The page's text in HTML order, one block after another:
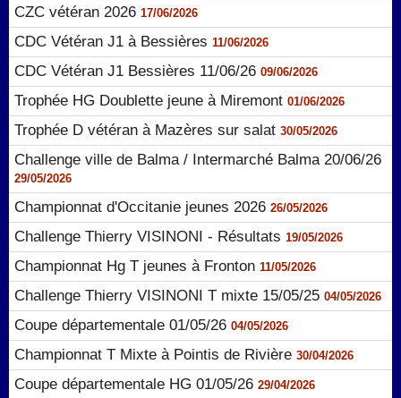
CZC vétéran 2026 17/06/2026
CDC Vétéran J1 à Bessières 11/06/2026
CDC Vétéran J1 Bessières 11/06/26 09/06/2026
Trophée HG Doublette jeune à Miremont 01/06/2026
Trophée D vétéran à Mazères sur salat 30/05/2026
Challenge ville de Balma / Intermarché Balma 20/06/26
29/05/2026
Championnat d'Occitanie jeunes 2026 26/05/2026
Challenge Thierry VISINONI - Résultats 19/05/2026
Championnat Hg T jeunes à Fronton 11/05/2026
Challenge Thierry VISINONI T mixte 15/05/25 04/05/2026
Coupe départementale 01/05/26 04/05/2026
Championnat T Mixte à Pointis de Rivière 30/04/2026
Coupe départementale HG 01/05/26 29/04/2026